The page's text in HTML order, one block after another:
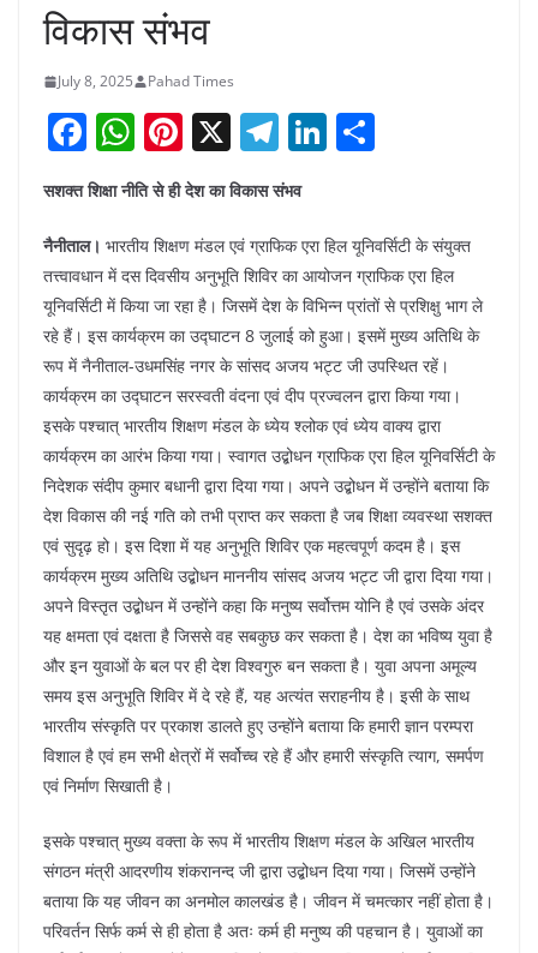
विकास संभव
July 8, 2025 Pahad Times
F
a
c
e
b
o
o
k
W
h
at
s
A
p
p
Pi
nt
er
e
st
X T
el
e
gr
a
m
Li
e
dI
n
e
सशक्त शिक्षा नीति से ही देश का विकास संभव
नैनीताल। भारतीय शिक्षण मंडल एवं ग्राफिक एरा हिल यूनिवर्सिटी के संयुक्त
तत्त्वावधान में दस दिवसीय अनुभूति शिविर का आयोजन ग्राफिक एरा हिल
यूनिवर्सिटी में किया जा रहा है। जिसमें देश के विभिन्न प्रांतों से प्रशिक्षु भाग ले
रहे हैं। इस कार्यक्रम का उद्घाटन 8 जुलाई को हुआ। इसमें मुख्य अतिथि के
रूप में नैनीताल-उधमसिंह नगर के सांसद अजय भट्ट जी उपस्थित रहें।
कार्यक्रम का उद्घाटन सरस्वती वंदना एवं दीप प्रज्वलन द्वारा किया गया।
इसके पश्चात् भारतीय शिक्षण मंडल के ध्येय श्लोक एवं ध्येय वाक्य द्वारा
कार्यक्रम का आरंभ किया गया। स्वागत उद्बोधन ग्राफिक एरा हिल यूनिवर्सिटी के
निदेशक संदीप कुमार बधानी द्वारा दिया गया। अपने उद्बोधन में उन्होंने बताया कि
देश विकास की नई गति को तभी प्राप्त कर सकता है जब शिक्षा व्यवस्था सशक्त
एवं सुदृढ़ हो। इस दिशा में यह अनुभूति शिविर एक महत्वपूर्ण कदम है। इस
कार्यक्रम मुख्य अतिथि उद्बोधन माननीय सांसद अजय भट्ट जी द्वारा दिया गया।
अपने विस्तृत उद्बोधन में उन्होंने कहा कि मनुष्य सर्वोत्तम योनि है एवं उसके अंदर
यह क्षमता एवं दक्षता है जिससे वह सबकुछ कर सकता है। देश का भविष्य युवा है
और इन युवाओं के बल पर ही देश विश्वगुरु बन सकता है। युवा अपना अमूल्य
समय इस अनुभूति शिविर में दे रहे हैं, यह अत्यंत सराहनीय है। इसी के साथ
भारतीय संस्कृति पर प्रकाश डालते हुए उन्होंने बताया कि हमारी ज्ञान परम्परा
विशाल है एवं हम सभी क्षेत्रों में सर्वोच्च रहे हैं और हमारी संस्कृति त्याग, समर्पण
एवं निर्माण सिखाती है।
इसके पश्चात् मुख्य वक्ता के रूप में भारतीय शिक्षण मंडल के अखिल भारतीय
संगठन मंत्री आदरणीय शंकरानन्द जी द्वारा उद्बोधन दिया गया। जिसमें उन्होंने
बताया कि यह जीवन का अनमोल कालखंड है। जीवन में चमत्कार नहीं होता है।
परिवर्तन सिर्फ कर्म से ही होता है अतः कर्म ही मनुष्य की पहचान है। युवाओं का